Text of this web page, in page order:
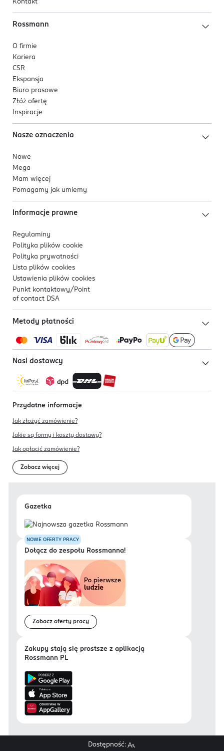
Kontakt
Rossmann
O firmie
Kariera
CSR
Ekspansja
Biuro prasowe
Złóż ofertę
Inspiracje
Nasze oznaczenia
Nowe
Mega
Mam więcej
Pomagamy jak umiemy
Informacje prawne
Regulaminy
Polityka plików cookie
Polityka prywatności
Lista plików cookies
Ustawienia plików cookies
Punkt kontaktowy/ Point
of contact DSA
Metody płatności
Nasi dostawcy
Przydatne informacje
Jak złożyć zamówienie?
Jakie są formy i koszty dostawy?
Jak opłacić zamówienie?
Zobacz więcej
Gazetka
NOWE OFERTY PRACY
Dołącz do zespołu Rossmanna!
Zobacz oferty pracy
Zakupy stają się prostsze z aplikacją
Rossmann PL
Dostępność: